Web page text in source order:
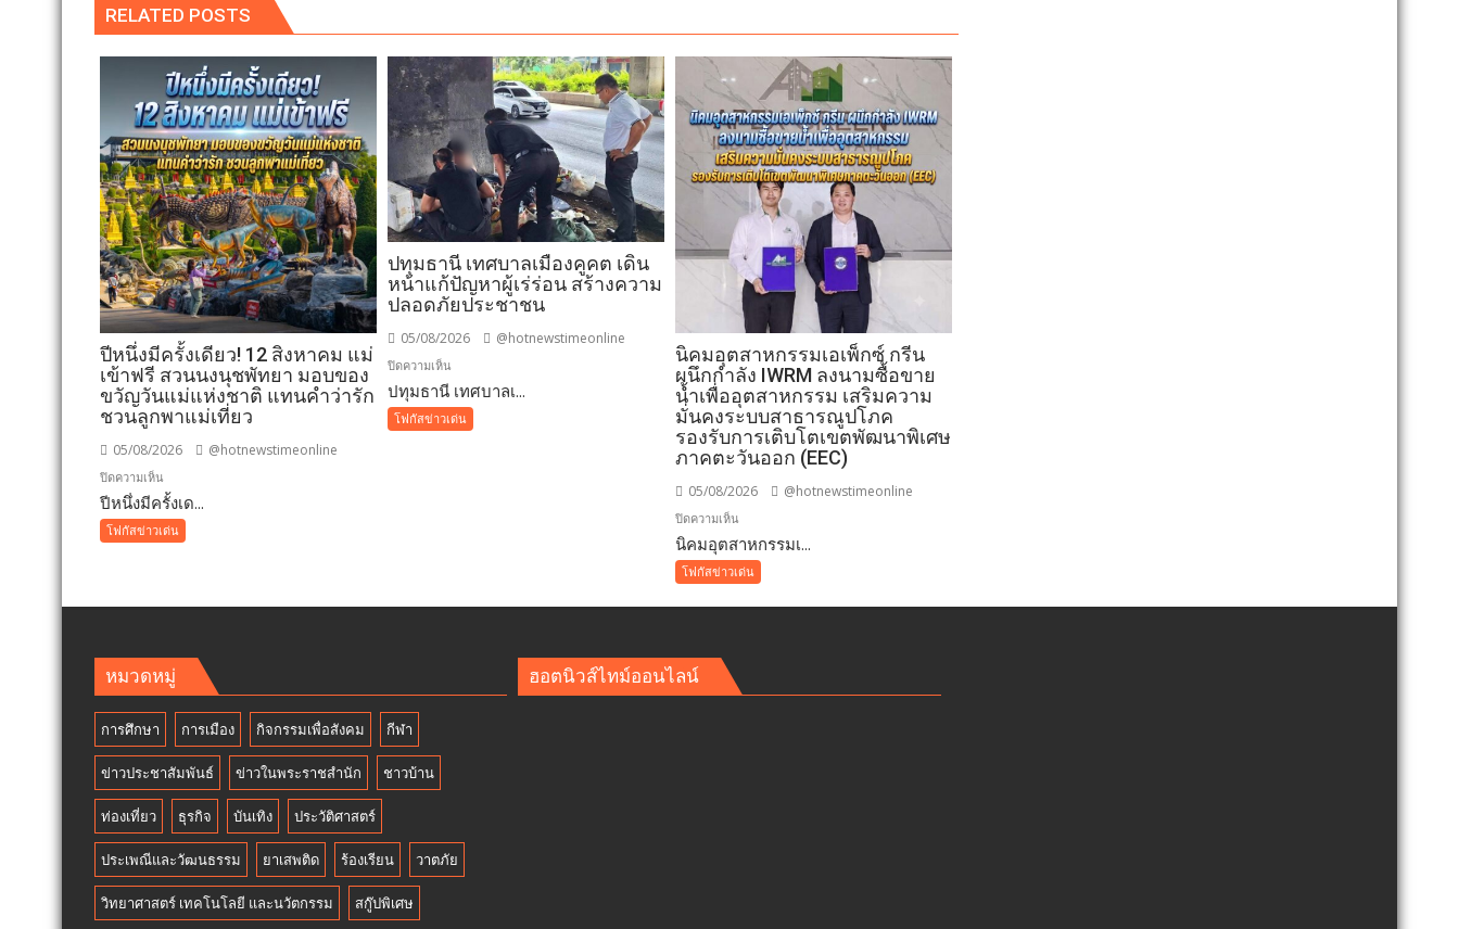
RELATED POSTS
ปีหนึ่งมีครั้งเดียว! 12 สิงหาคม แม่
เข้าฟรี สวนนงนุชพัทยา มอบของ
ขวัญวันแม่แห่งชาติ แทนคำว่ารัก
ชวนลูกพาแม่เที่ยว
05/08/2026 @hotnewstimeonline
ปิดความเห็น
ปี
หนึ่ง
มี
แม่
เข้า
ฟรี
สวน
นงนุช
พัทยา
มอบ
ของ
ขวัญ
วัน
แม่
ปีหนึ่งมีครั้งเด...
โฟกัสข่าวเด่น
ปทุมธานี เทศบาลเมืองคูคต เดิน
หน้าแก้ปัญหาผู้เร่ร่อน สร้างความ
ปลอดภัยประชาชน
05/08/2026 @hotnewstimeonline
ปิดความเห็น
ปทุมธานี
เทศบาล
เมือง
เร่ร่อน
ประชาชน
ปทุมธานี เทศบาลเ...
โฟกัสข่าวเด่น
นิคมอุตสาหกรรมเอเพ็กซ์ กรีน
ผนึกกำลัง IWRM ลงนามซื้อขาย
น้ำเพื่ออุตสาหกรรม เสริมความ
มั่นคงระบบสาธารณูปโภค
รองรับการเติบโตเขตพัฒนาพิเศษ
ภาคตะวันออก (EEC)
05/08/2026 @hotnewstimeonline
ปิดความเห็น
นิคม
อุตสาหกรรม
กรีน
​นิคมอุตสาหกรรมเ...
โฟกัสข่าวเด่น
หมวดหมู่
การศึกษา การเมือง กิจกรรมเพื่อสังคม กีฬา
ข่าวประชาสัมพันธ์ ข่าวในพระราชสำนัก ชาวบ้าน
ท่องเที่ยว ธุรกิจ บันเทิง ประวัติศาสตร์
ประเพณีและวัฒนธรรม ยาเสพติด ร้องเรียน วาตภัย
วิทยาศาสตร์ เทคโนโลยี และนวัตกรรม สกู๊ปพิเศษ
ฮอตนิวส์ไทม์ออนไลน์